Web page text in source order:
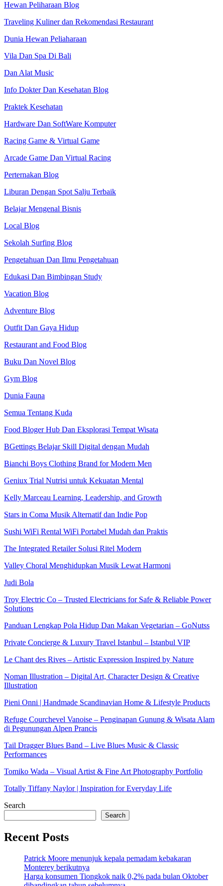
Hewan Peliharaan Blog
Traveling Kuliner dan Rekomendasi Restaurant
Dunia Hewan Peliaharaan
Vila Dan Spa Di Bali
Dan Alat Music
Info Dokter Dan Kesehatan Blog
Praktek Kesehatan
Hardware Dan SoftWare Komputer
Racing Game & Virtual Game
Arcade Game Dan Virtual Racing
Perternakan Blog
Liburan Dengan Spot Salju Terbaik
Belajar Mengenal Bisnis
Local Blog
Sekolah Surfing Blog
Pengetahuan Dan Ilmu Pengetahuan
Edukasi Dan Bimbingan Study
Vacation Blog
Adventure Blog
Outfit Dan Gaya Hidup
Restaurant and Food Blog
Buku Dan Novel Blog
Gym Blog
Dunia Fauna
Semua Tentang Kuda
Food Bloger Hub Dan Eksplorasi Tempat Wisata
BGettings Belajar Skill Digital dengan Mudah
Bianchi Boys Clothing Brand for Modern Men
Geniux Trial Nutrisi untuk Kekuatan Mental
Kelly Marceau Learning, Leadership, and Growth
Stars in Coma Musik Alternatif dan Indie Pop
Sushi WiFi Rental WiFi Portabel Mudah dan Praktis
The Integrated Retailer Solusi Ritel Modern
Valley Choral Menghidupkan Musik Lewat Harmoni
Judi Bola
Troy Electric Co – Trusted Electricians for Safe & Reliable Power
Solutions
Panduan Lengkap Pola Hidup Dan Makan Vegetarian – GoNutss
Private Concierge & Luxury Travel Istanbul – Istanbul VIP
Le Chant des Rives – Artistic Expression Inspired by Nature
Noman Illustration – Digital Art, Character Design & Creative
Illustration
Pieni Onni | Handmade Scandinavian Home & Lifestyle Products
Refuge Courchevel Vanoise – Penginapan Gunung & Wisata Alam
di Pegunungan Alpen Prancis
Tail Dragger Blues Band – Live Blues Music & Classic
Performances
Tomiko Wada – Visual Artist & Fine Art Photography Portfolio
Totally Tiffany Naylor | Inspiration for Everyday Life
Search
Search
Recent Posts
Patrick Moore menunjuk kepala pemadam kebakaran
Monterey berikutnya
Harga konsumen Tiongkok naik 0,2% pada bulan Oktober